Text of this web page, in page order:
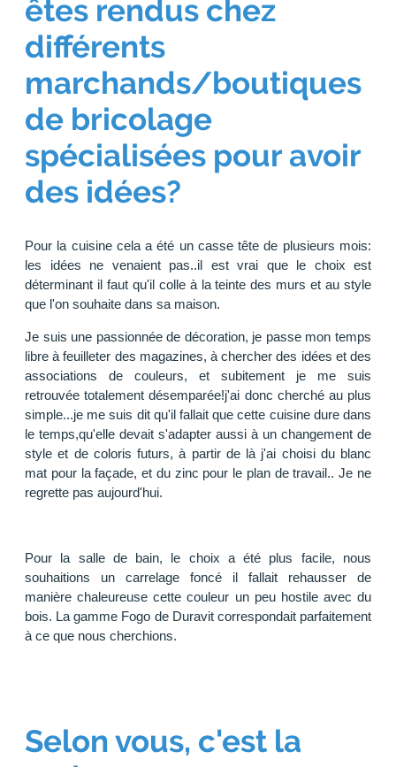
êtes rendus chez
différents
marchands/boutiques
de bricolage
spécialisées pour avoir
des idées?
Pour la cuisine cela a été un casse tête de plusieurs mois:
les idées ne venaient pas..il est vrai que le choix est
déterminant il faut qu'il colle à la teinte des murs et au style
que l'on souhaite dans sa maison.
Je suis une passionnée de décoration, je passe mon temps
libre à feuilleter des magazines, à chercher des idées et des
associations de couleurs, et subitement je me suis
retrouvée totalement désemparée!j'ai donc cherché au plus
simple...je me suis dit qu'il fallait que cette cuisine dure dans
le temps,qu'elle devait s'adapter aussi à un changement de
style et de coloris futurs, à partir de là j'ai choisi du blanc
mat pour la façade, et du zinc pour le plan de travail.. Je ne
regrette pas aujourd'hui.
Pour la salle de bain, le choix a été plus facile, nous
souhaitions un carrelage foncé il fallait rehausser de
manière chaleureuse cette couleur un peu hostile avec du
bois. La gamme Fogo de Duravit correspondait parfaitement
à ce que nous cherchions.
Selon vous, c'est la